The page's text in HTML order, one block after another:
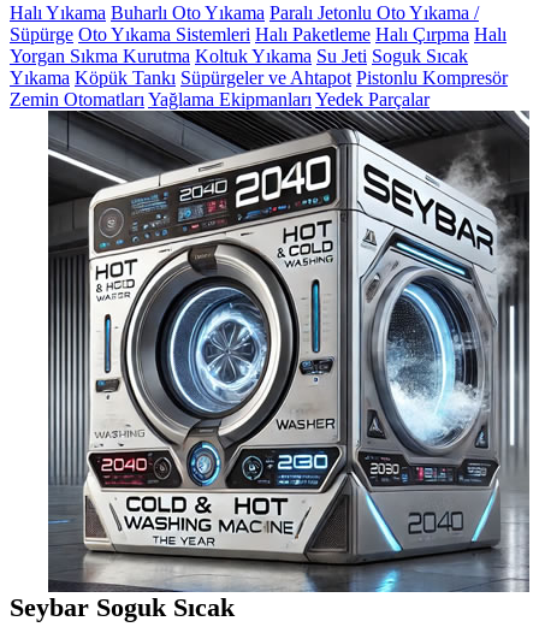
Halı Yıkama Buharlı Oto Yıkama Paralı Jetonlu Oto Yıkama /
Süpürge Oto Yıkama Sistemleri Halı Paketleme Halı Çırpma Halı
Yorgan Sıkma Kurutma Koltuk Yıkama Su Jeti Soguk Sıcak
Yıkama Köpük Tankı Süpürgeler ve Ahtapot Pistonlu Kompresör
Zemin Otomatları Yağlama Ekipmanları Yedek Parçalar
Seybar Soguk Sıcak